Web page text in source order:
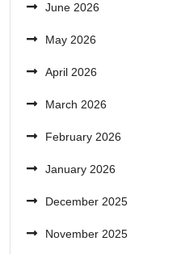
June 2026
May 2026
April 2026
March 2026
February 2026
January 2026
December 2025
November 2025